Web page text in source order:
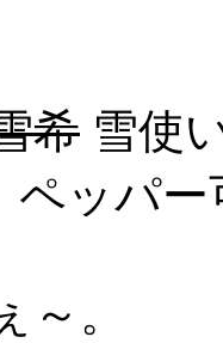
希 雪使
ペッパ
～。